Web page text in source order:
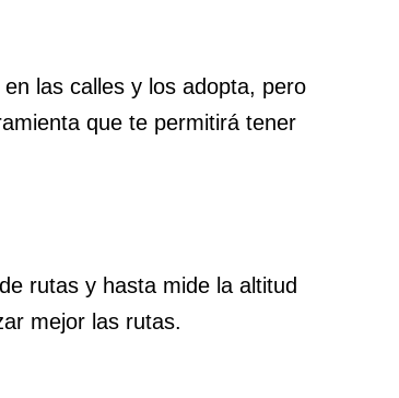
las calles y los adopta, pero
que te permitirá tener
rutas y hasta mide la altitud
mejor las rutas.